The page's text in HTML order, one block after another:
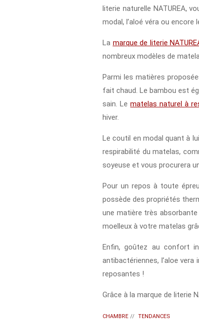
literie naturelle NATUREA,
modal, l’aloé véra ou
La marque de literie
nombreux modèles de
Parmi les matières
fait chaud. Le bambou est
sain. Lematelas naturel à
hiver.
Le coutil en modal quant à
respirabilité du matelas,
soyeuse et vous procurera
Pour un repos à toute
possède des propriétés
une matière très
moelleux à votre matelas
Enfin, goûtez au confort
antibactériennes, l’aloe
reposantes !
Grâce à la marque de literie
CHAMBRE // TENDANCES